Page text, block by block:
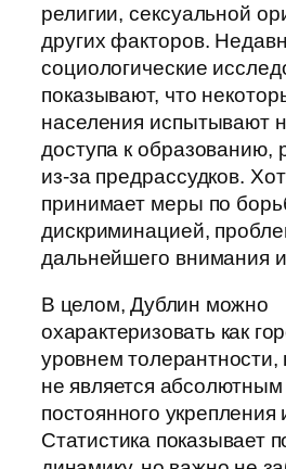
религии, сексуальной
других факторов.
социологические
показывают, что
населения испытывают
доступа к образованию,
из-за предрассудков.
принимает меры по
дискриминацией,
дальнейшего внимания
В целом, Дублин можно
охарактеризовать как
уровнем толерантности,
не является абсолютным
постоянного укрепления
Статистика показывает